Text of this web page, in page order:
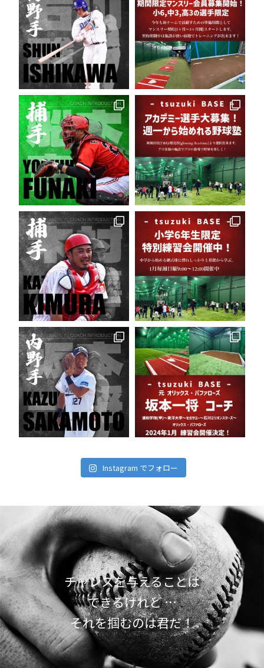
Instagram でフォロー
チャンスを与えることは
できるけれど …
それを掴むのは君だ！